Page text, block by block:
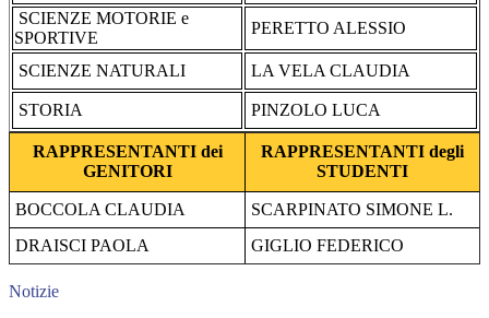
SCIENZE MOTORIE e
SPORTIVE
PERETTO ALESSIO
SCIENZE NATURALI LA VELA CLAUDIA
STORIA PINZOLO LUCA
RAPPRESENTANTI dei
GENITORI
RAPPRESENTANTI degli
STUDENTI
BOCCOLA CLAUDIA
SCARPINATO SIMONE L.
DRAISCI PAOLA
GIGLIO FEDERICO
Notizie